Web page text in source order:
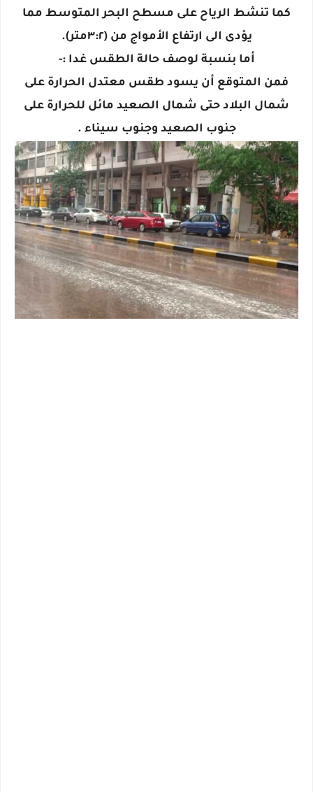
كما تنشط الرياح على مسطح البحر المتوسط مما
يؤدى الى ارتفاع الأمواج من (٣:٢متر).
أما بنسبة لوصف حالة الطقس غدا :-
فمن المتوقع أن يسود طقس معتدل الحرارة على
شمال البلاد حتى شمال الصعيد مائل للحرارة على
جنوب الصعيد وجنوب سيناء .